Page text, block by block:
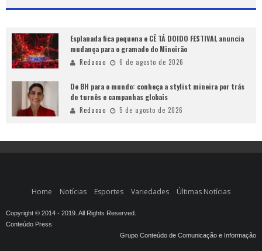
Esplanada fica pequena e CÊ TÁ DOIDO FESTIVAL anuncia
mudança para o gramado do Mineirão
Redacao 6 de agosto de 2026
De BH para o mundo: conheça a stylist mineira por trás
de turnês e campanhas globais
Redacao 5 de agosto de 2026
Home Notícias Esportes Variedades Últimas Notícias
Copyright © 2014 - 2019. All Rights Reserved.
Conteúdo Press
Grupo Conteúdo de Comunicação e Informação